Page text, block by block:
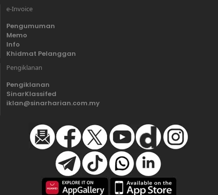
e-Invoice
Pengumuman
Memo
Info
Khidmat Pelanggan
Pengiklanan
Pengiklanan
SinarKlassifed
iklan@sinarharian.com.my